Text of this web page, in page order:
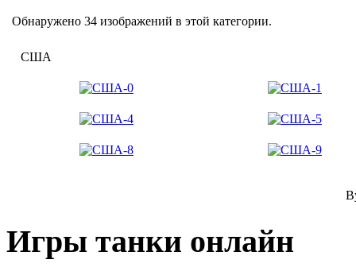
Обнаружено 34 изображений в этой категории.
США
Игры танки онлайн